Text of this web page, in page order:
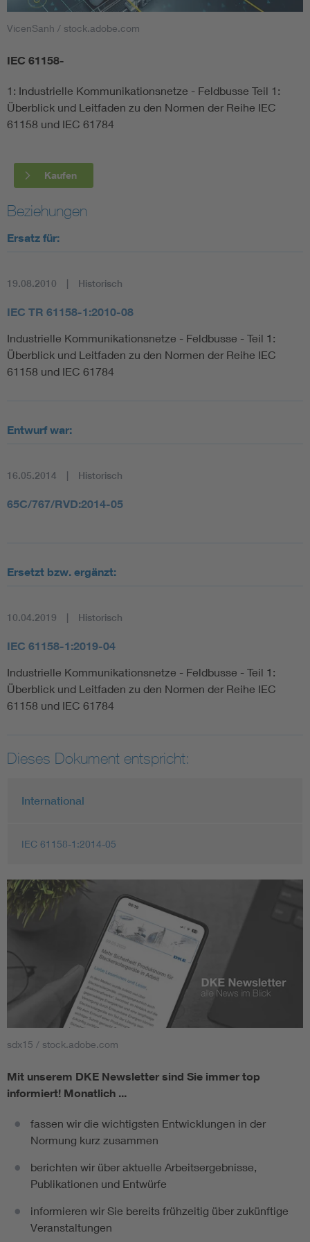
Smart Cities
DKE Fachinformationen im Kontext der Normung
Blitzschutz: DIN EN 62305 in der Übersicht
Cybersecurity in der Industrieautomatisierung
DIN VDE 0100 für sichere Elektroinstallationen
VicenSanh / stock.adobe.com
IEC 61158-
1: Industrielle Kommunikationsnetze - Feldbusse Teil 1:
Überblick und Leitfaden zu den Normen der Reihe IEC
61158 und IEC 61784
Kaufen
Beziehungen
Ersatz für:
19.08.2010 Historisch
IEC TR 61158-1:2010-08
Industrielle Kommunikationsnetze - Feldbusse - Teil 1:
Überblick und Leitfaden zu den Normen der Reihe IEC
61158 und IEC 61784
Entwurf war:
16.05.2014 Historisch
65C/767/RVD:2014-05
Ersetzt bzw. ergänzt:
10.04.2019 Historisch
IEC 61158-1:2019-04
Industrielle Kommunikationsnetze - Feldbusse - Teil 1:
Überblick und Leitfaden zu den Normen der Reihe IEC
61158 und IEC 61784
Dieses Dokument entspricht:
International
IEC 61158-1:2014-05
sdx15 / stock.adobe.com
Mit unserem DKE Newsletter sind Sie immer top
informiert! Monatlich ...
fassen wir die wichtigsten Entwicklungen in der
Normung kurz zusammen
berichten wir über aktuelle Arbeitsergebnisse,
Publikationen und Entwürfe
informieren wir Sie bereits frühzeitig über zukünftige
Veranstaltungen